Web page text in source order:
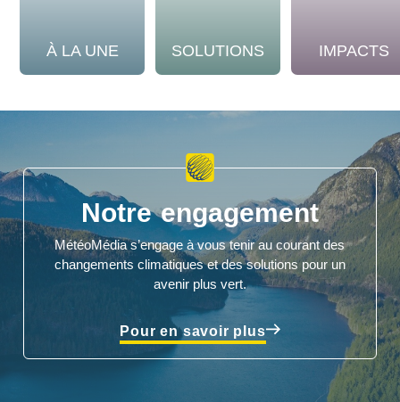
À LA UNE SOLUTIONS IMPACTS
Notre engagement
MétéoMédia s’engage à vous tenir au courant des
changements climatiques et des solutions pour un
avenir plus vert.
Pour en savoir plus